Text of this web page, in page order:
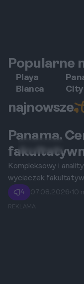
Popularne
Playa
Blanca
City
najnowsze
Panama.
na sezon
Kompleksowy i
wycieczek
Panamie dla dwóch
4 07.08.2026• 10
REKLAMA